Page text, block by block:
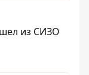
из СИЗО